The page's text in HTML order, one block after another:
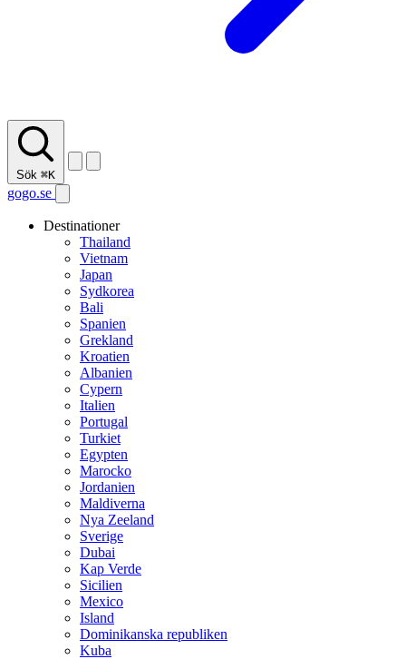
Sök ⌘K
gogo.se
Destinationer
Thailand
Vietnam
Japan
Sydkorea
Bali
Spanien
Grekland
Kroatien
Albanien
Cypern
Italien
Portugal
Turkiet
Egypten
Marocko
Jordanien
Maldiverna
Nya Zeeland
Sverige
Dubai
Kap Verde
Sicilien
Mexico
Island
Dominikanska republiken
Kuba